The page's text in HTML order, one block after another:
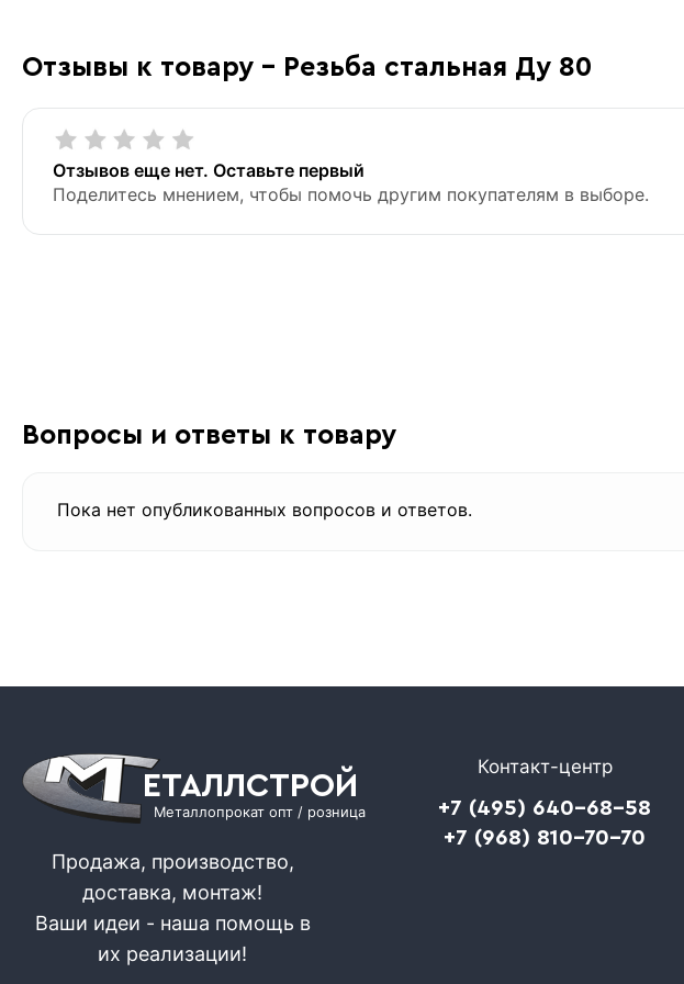
Отзывы к товару - Резьба стальная Ду 80
Отзывов еще нет. Оставьте первый
Поделитесь мнением, чтобы помочь другим покупателям в выборе.
Вопросы и ответы к товару
Пока нет опубликованных вопросов и ответов.
ЕТАЛЛСТРОЙ
Металлопрокат опт / розница
Продажа, производство,
доставка, монтаж!
Ваши идеи - наша помощь в
их реализации!
Контакт-центр
+7 (495) 640-68-58
+7 (968) 810-70-70